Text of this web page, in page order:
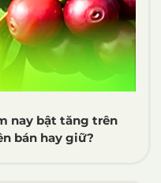
nay bật tăng trên
bán hay giữ?